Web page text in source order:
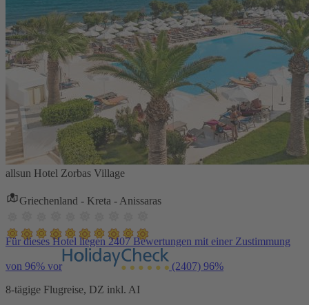
allsun Hotel Zorbas Village
Griechenland - Kreta - Anissaras
Für dieses Hotel liegen 2407 Bewertungen mit einer Zustimmung
von 96% vor (2407) 96%
8-tägige Flugreise, DZ inkl. AI